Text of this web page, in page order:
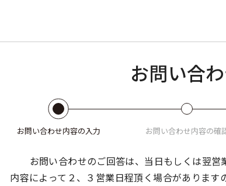
お問い合
お問い合わせ内容の入力 お問い合わせ内容の確
お問い合わせのご回答は、当日もしくは翌営
内容によって２、３営業日程頂く場合があります